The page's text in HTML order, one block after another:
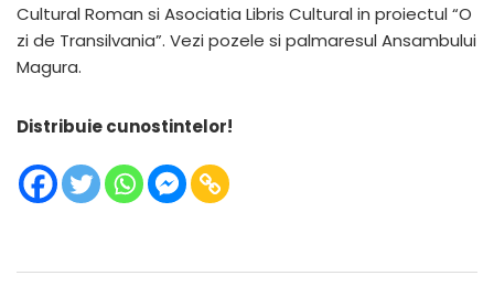
Cultural Roman si Asociatia Libris Cultural in proiectul “O
zi de Transilvania”. Vezi pozele si palmaresul Ansambului
Magura.
Distribuie cunostintelor!